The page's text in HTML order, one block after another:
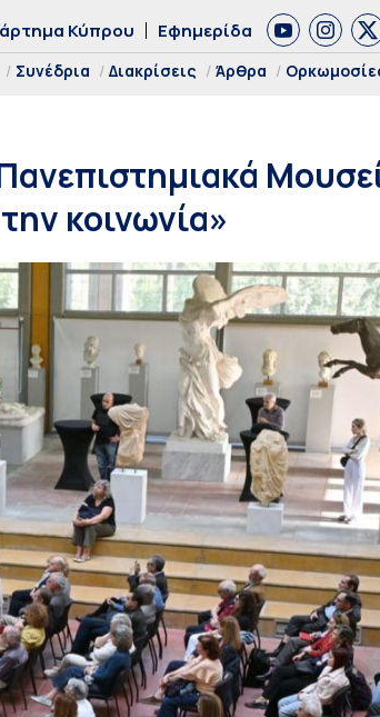
Κύπρου Εφημερίδα
Συνέδρια Διακρίσεις Άρθρα
κοινωνία»